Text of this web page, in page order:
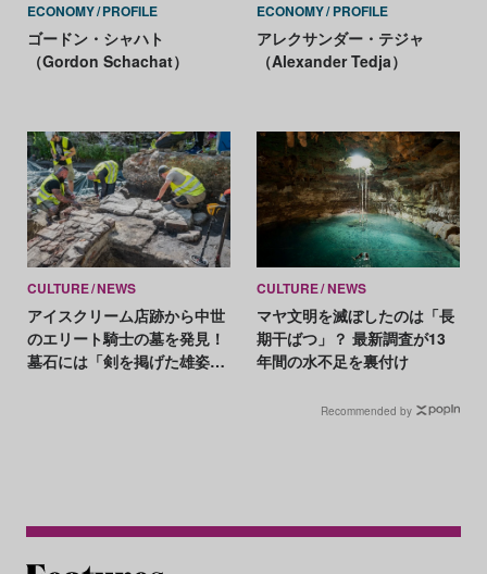
ECONOMY PROFILE
ゴードン・シャハト
（Gordon Schachat）
ECONOMY PROFILE
アレクサンダー・テジャ
（Alexander Tedja）
CULTURE NEWS
アイスクリーム店跡から中世
のエリート騎士の墓を発見！
墓石には「剣を掲げた雄姿」
CULTURE NEWS
マヤ文明を滅ぼしたのは「長
期干ばつ」？ 最新調査が13
年間の水不足を裏付け
Recommended by